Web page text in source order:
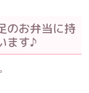
のお弁当に持
ます♪